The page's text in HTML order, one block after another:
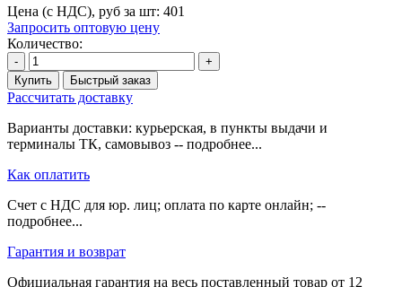
Цена (с НДС), руб за шт: 401
Запросить оптовую цену
Количество:
-
+
Купить
Быстрый заказ
Рассчитать доставку
Варианты доставки: курьерская, в пункты выдачи и
терминалы ТК, самовывоз -- подробнее...
Как оплатить
Счет с НДС для юр. лиц; оплата по карте онлайн; --
подробнее...
Гарантия и возврат
Официальная гарантия на весь поставленный товар от 12